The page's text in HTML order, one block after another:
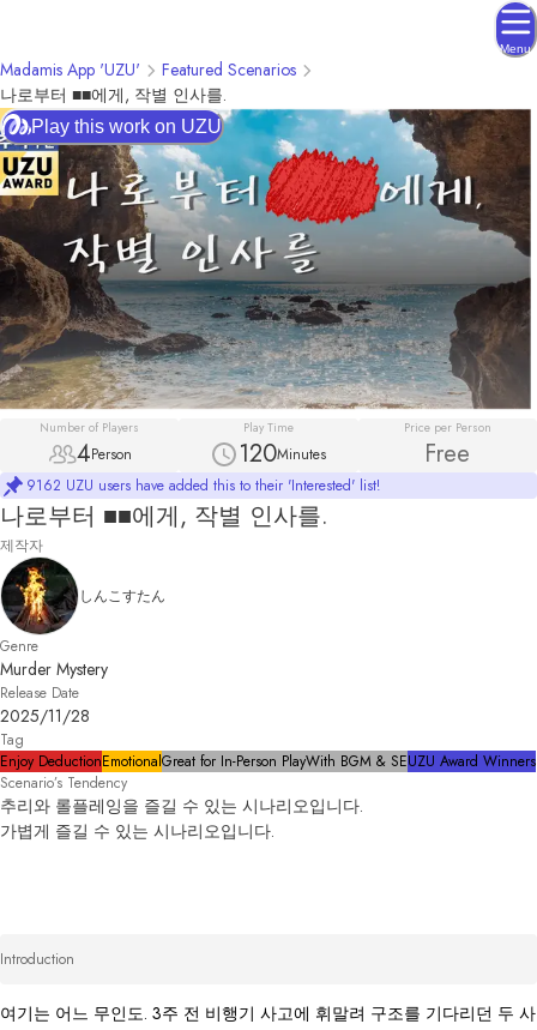
Menu
Madamis App 'UZU'
Featured Scenarios
나로부터 ■■에게, 작별 인사를.
Number of Players
4Person
Play Time
120Minutes
Price per Person
Free
9162 UZU users have added this to their 'Interested' list!
Play this work on UZU
나로부터 ■■에게, 작별 인사를.
제작자
しんこすたん
Genre
Murder Mystery
Release Date
2025/11/28
Tag
Enjoy DeductionEmotionalGreat for In-Person PlayWith BGM & SEUZU Award Winners
Scenario’s Tendency
추리와 롤플레잉을 즐길 수 있는 시나리오입니다.
가볍게 즐길 수 있는 시나리오입니다.
Introduction
여기는 어느 무인도. 3주 전 비행기 사고에 휘말려 구조를 기다리던 두 사